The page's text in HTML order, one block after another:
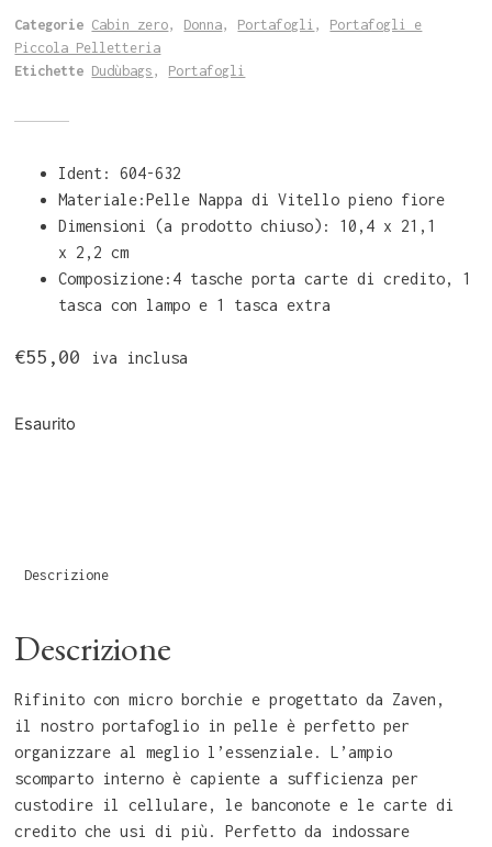
Categorie Cabin zero, Donna, Portafogli , Portafogli e
Piccola Pelletteria
Etichette Dudùbags , Portafogli
Ident: 604-632
Materiale:Pelle Nappa di Vitello pieno fiore
Dimensioni (a prodotto chiuso): 10,4 x 21,1
x 2,2 cm
Composizione:4 tasche porta carte di credito, 1
tasca con lampo e 1 tasca extra
€55,00 iva inclusa
Esaurito
Descrizione
Descrizione
Rifinito con micro borchie e progettato da Zaven,
il nostro portafoglio in pelle è perfetto per
organizzare al meglio l’essenziale. L’ampio
scomparto interno è capiente a sufficienza per
custodire il cellulare, le banconote e le carte di
credito che usi di più. Perfetto da indossare